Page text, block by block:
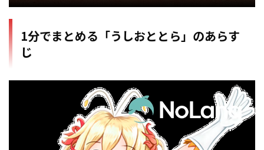
1分でまとめる「うしおととら」のあらす
じ